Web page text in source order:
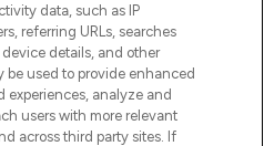
von 30€.
My Personal
data, such as IP
referring URLs, searches
details, and other
used to provide enhanced
analyze and
users with more relevant
across third party sites. If